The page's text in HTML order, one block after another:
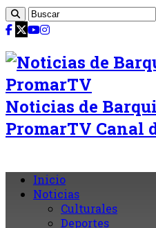
Noticias de
PromarTV Canal
Inicio
Noticias
Culturales
Deportes